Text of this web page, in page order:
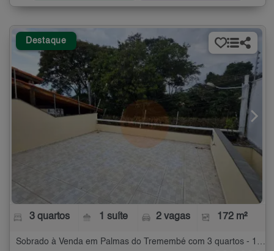
Destaque
3 quartos 1 suíte 2 vagas 172 m²
Sobrado à Venda em Palmas do Tremembé com 3 quartos - 172 m²